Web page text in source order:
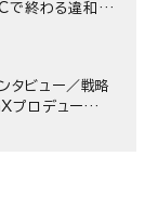
で終わる違和
AX株式会社
ビュー／戦略
プロデュー